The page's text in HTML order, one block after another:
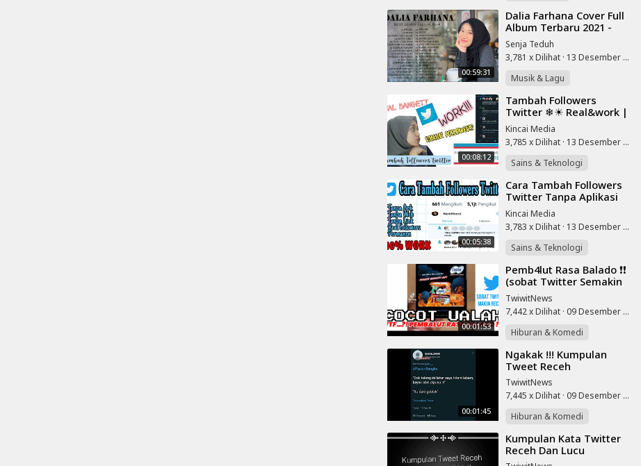
00:59:31
⁣Dalia Farhana Cover Full
Album Terbaru 2021 -
Kumpulan Lagu Cover
Dalia Farhana Terbaik
Senja Teduh
3,781 x Dilihat · 13 Desember 2022
Musik & Lagu
00:08:12
⁣Tambah Followers
Twitter ❄☀ Real&work |
Prilaa
Kincai Media
3,785 x Dilihat · 13 Desember 2022
Sains & Teknologi
00:05:38
⁣Cara Tambah Followers
Twitter Tanpa Aplikasi
Dan Website
Kincai Media
3,783 x Dilihat · 13 Desember 2022
Sains & Teknologi
00:01:53
⁣Pemb4lut Rasa Balado ❗❗
(sobat Twitter Semakin
Receh) | Chochot Ualah
52
TwiwitNews
7,442 x Dilihat · 09 Desember 2022
Hiburan & Komedi
00:01:45
⁣Ngakak !!! Kumpulan
Tweet Receh
TwiwitNews
7,445 x Dilihat · 09 Desember 2022
Hiburan & Komedi
⁣Kumpulan Kata Twitter
Receh Dan Lucu